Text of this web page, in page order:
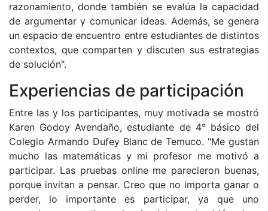
razonamiento, donde también se evalúa la capacidad
de argumentar y comunicar ideas. Además, se genera
un espacio de encuentro entre estudiantes de distintos
contextos, que comparten y discuten sus estrategias
de solución".
Experiencias de participación
Entre las y los participantes, muy motivada se mostró
Karen Godoy Avendaño, estudiante de 4° básico del
Colegio Armando Dufey Blanc de Temuco. "Me gustan
mucho las matemáticas y mi profesor me motivó a
participar. Las pruebas online me parecieron buenas,
porque invitan a pensar. Creo que no importa ganar o
perder, lo importante es participar, ya que uno